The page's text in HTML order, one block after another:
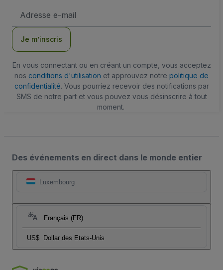
e-
Je m’inscris
En vous connectant ou en créant un compte, vous acceptez
nos conditions d'utilisation et approuvez notre politique de
confidentialité. Vous pourriez recevoir des notifications par
SMS de notre part et vous pouvez vous désinscrire à tout
moment.
Des événements en direct dans le monde entier
Luxembourg
Français (FR)
US$ Dollar des Etats-Unis